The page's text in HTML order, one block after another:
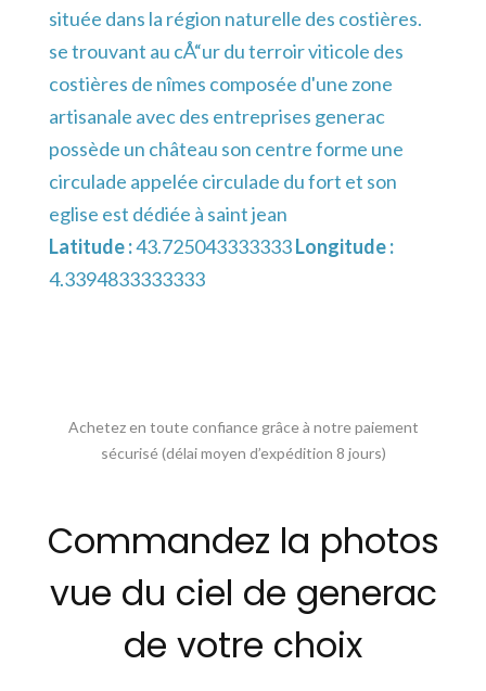
située dans la région naturelle des costières.
se trouvant au cÅ“ur du terroir viticole des
costières de nîmes composée d'une zone
artisanale avec des entreprises generac
possède un château son centre forme une
circulade appelée circulade du fort et son
eglise est dédiée à saint jean
Latitude :43.725043333333Longitude :
4.3394833333333
Achetez en toute confiance grâce à notre paiement
sécurisé (délai moyen d’expédition 8 jours)
Commandez la photos
vue du ciel de generac
de votre choix